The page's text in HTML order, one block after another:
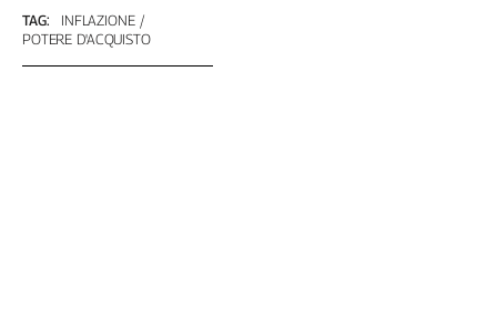
TAG:
INFLAZIONE
POTERE D'ACQUISTO